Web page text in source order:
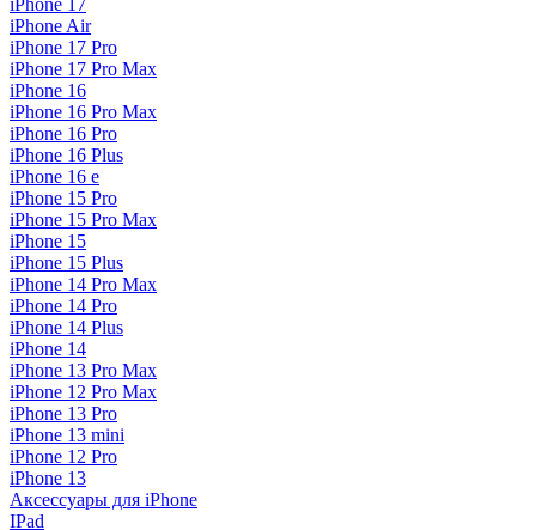
iPhone 17
iPhone Air
iPhone 17 Pro
iPhone 17 Pro Max
iPhone 16
iPhone 16 Pro Max
iPhone 16 Pro
iPhone 16 Plus
iPhone 16 e
iPhone 15 Pro
iPhone 15 Pro Max
iPhone 15
iPhone 15 Plus
iPhone 14 Pro Max
iPhone 14 Pro
iPhone 14 Plus
iPhone 14
iPhone 13 Pro Max
iPhone 12 Pro Max
iPhone 13 Pro
iPhone 13 mini
iPhone 12 Pro
iPhone 13
Аксессуары для iPhone
IPad